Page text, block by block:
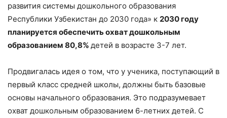
развития системы дошкольного образования
Республики Узбекистан до 2030 года» к 2030 году
планируется обеспечить охват дошкольным
образованием 80,8% детей в возрасте 3-7 лет.
Продвигалась идея о том, что у ученика, поступающий в
первый класс средней школы, должны быть базовые
основы начального образования. Это подразумевает
охват дошкольным образованием 6-летних детей. С